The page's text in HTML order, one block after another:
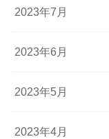
2023年7月
2023年6月
2023年5月
2023年4月